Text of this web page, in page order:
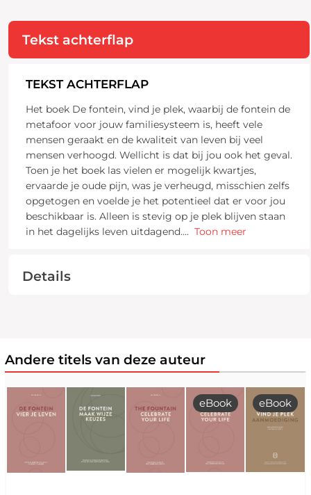
Tekst achterflap
TEKST ACHTERFLAP
Het boek De fontein, vind je plek, waarbij de fontein de
metafoor voor jouw familiesysteem is, heeft vele
mensen geraakt en de kwaliteit van leven bij veel
mensen verhoogd. Wellicht is dat bij jou ook het geval.
Toen je het boek las vielen er mogelijk kwartjes,
ervaarde je oude pijn, was je verheugd, misschien zelfs
opgetogen en voelde je het potentieel dat er voor jou
beschikbaar is. Alleen is stevig op je plek blijven staan
in het dagelijks leven uitdagend.... Toon meer
Details
Andere titels van deze auteur
eBook eBook